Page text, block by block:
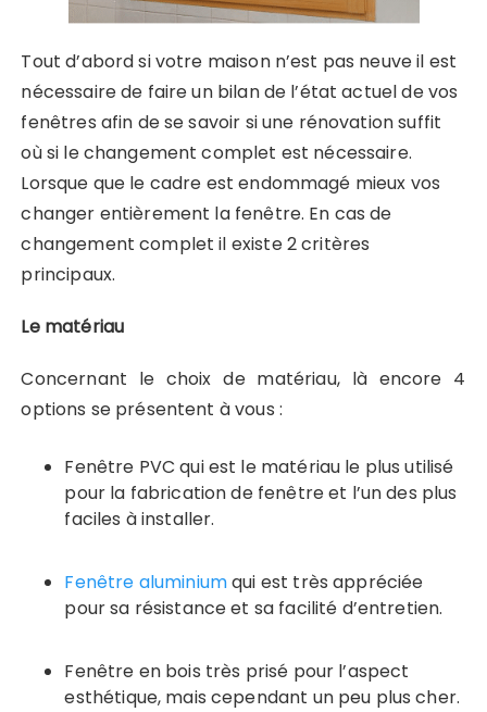
Tout d’abord si votre maison n’est pas neuve il est
nécessaire de faire un bilan de l’état actuel de vos
fenêtres afin de se savoir si une rénovation suffit
où si le changement complet est nécessaire.
Lorsque que le cadre est endommagé mieux vos
changer entièrement la fenêtre. En cas de
changement complet il existe 2 critères
principaux.
Le matériau
Concernant le choix de matériau, là encore 4
options se présentent à vous :
Fenêtre PVC qui est le matériau le plus utilisé
pour la fabrication de fenêtre et l’un des plus
faciles à installer.
Fenêtre aluminiumqui est très appréciée
pour sa résistance et sa facilité d’entretien.
Fenêtre en bois très prisé pour l’aspect
esthétique, mais cependant un peu plus cher.